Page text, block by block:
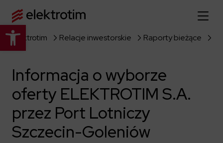
Otwórz pasek narzędzi
Strona główna
O nas
Więcej o nas
O firmie
Strategia
Poznaj pełną ofertę
Aktualności
Elektrotim Relacje inwestorskie Raporty bieżące
Informacja o wyborze
oferty ELEKTROTIM S.A.
przez Port Lotniczy
Szczecin-Goleniów